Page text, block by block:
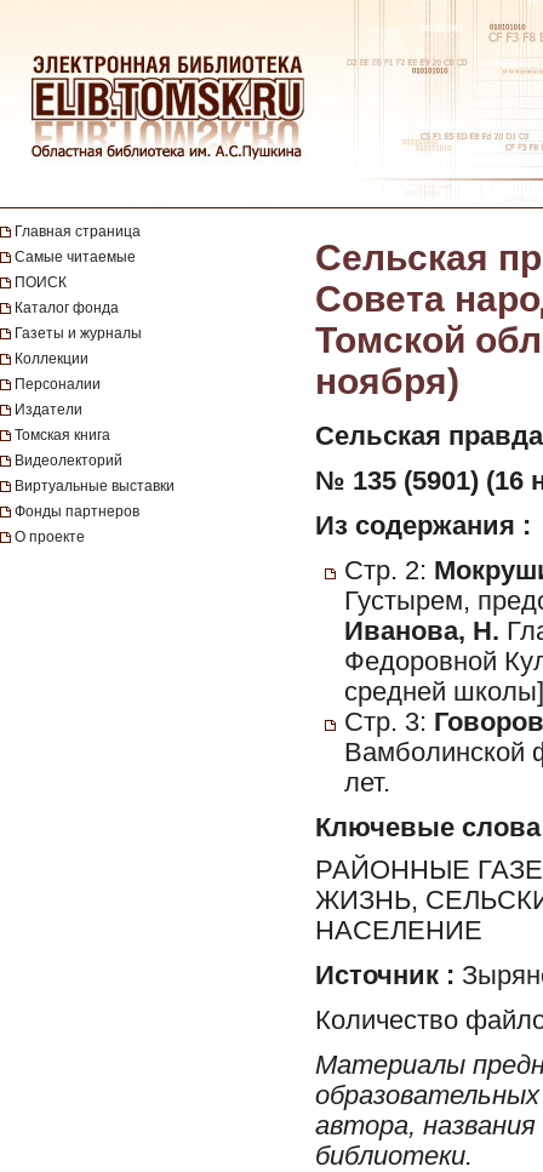
Главная страница
Самые читаемые
ПОИСК
Каталог фонда
Газеты и журналы
Коллекции
Персоналии
Издатели
Томская книга
Видеолекторий
Виртуальные выставки
Фонды партнеров
О проекте
Сельская
Совета
Томской
ноября)
Сельская
№ 135 (5901) (16
Из содержания :
Стр. 2:
Густырем,
Иванова, Н.
Федоровной
средней
Стр. 3:
Вамболинской
лет.
Ключевые слова
РАЙОННЫЕ
ЖИЗНЬ,
НАСЕЛЕНИЕ
Источник :
Количество
Материалы
автора,
библиотеки.